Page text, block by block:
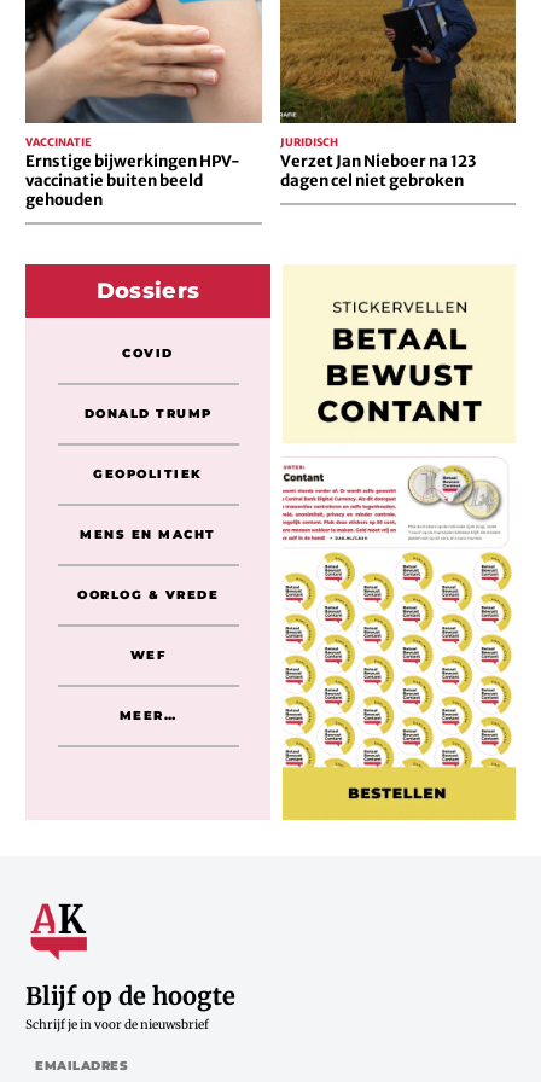
beeld
gehouden
Ernstige bijwerkingen HPV-
vaccinatie buiten beeld
gehouden
VACCINATIE
dagen
cel
niet
gebroken
Verzet Jan Nieboer na 123
dagen cel niet gebroken
JURIDISCH
Dossiers
COVID
DONALD TRUMP
GEOPOLITIEK
MENS EN MACHT
OORLOG & VREDE
WEF
MEER…
Blijf op de hoogte
Schrijf je in voor de nieuwsbrief